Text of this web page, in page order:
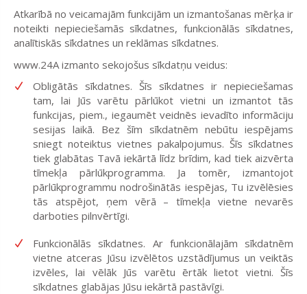
Atkarībā no veicamajām funkcijām un izmantošanas mērķa ir
noteikti nepieciešamās sīkdatnes, funkcionālās sīkdatnes,
analītiskās sīkdatnes un reklāmas sīkdatnes.
www.24A izmanto sekojošus sīkdatņu veidus:
Obligātās sīkdatnes. Šīs sīkdatnes ir nepieciešamas
tam, lai Jūs varētu pārlūkot vietni un izmantot tās
funkcijas, piem., iegaumēt veidnēs ievadīto informāciju
sesijas laikā. Bez šīm sīkdatnēm nebūtu iespējams
sniegt noteiktus vietnes pakalpojumus. Šīs sīkdatnes
tiek glabātas Tavā iekārtā līdz brīdim, kad tiek aizvērta
tīmekļa pārlūkprogramma. Ja tomēr, izmantojot
pārlūkprogrammu nodrošinātās iespējas, Tu izvēlēsies
tās atspējot, ņem vērā – tīmekļa vietne nevarēs
darboties pilnvērtīgi.
Funkcionālās sīkdatnes. Ar funkcionālajām sīkdatnēm
vietne atceras Jūsu izvēlētos uzstādījumus un veiktās
izvēles, lai vēlāk Jūs varētu ērtāk lietot vietni. Šīs
sīkdatnes glabājas Jūsu iekārtā pastāvīgi.